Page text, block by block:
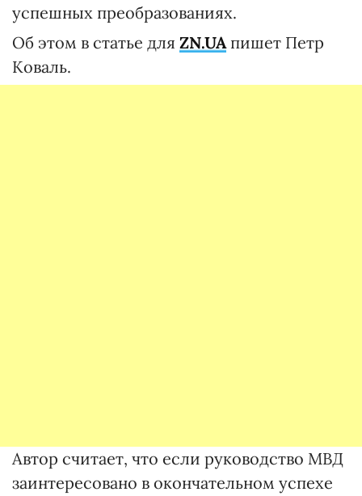
успешных преобразованиях.
Об этом в статье для ZN.UAпишет Петр
Коваль.
Автор считает, что если руководство МВД
заинтересовано в окончательном успехе